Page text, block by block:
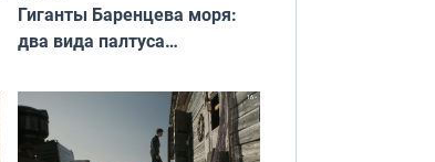
Гиганты Баренцева моря:
два вида палтуса